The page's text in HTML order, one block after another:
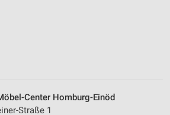
Center Homburg-Einöd
Straße 1